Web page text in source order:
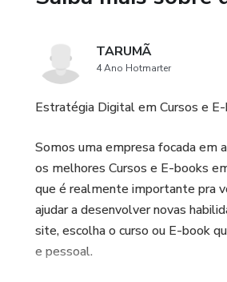
TARUMÃ
4 Ano Hotmarter
Estratégia Digital em Cursos e
Somos uma empresa focada em
os melhores Cursos e E-books
que é realmente importante pra
ajudar a desenvolver novas
site, escolha o curso ou E-book
e pessoal.